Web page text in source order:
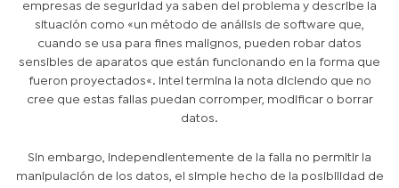
empresas de seguridad ya saben del problema y describe la
situación como «un método de análisis de software que,
cuando se usa para fines malignos, pueden robar datos
sensibles de aparatos que están funcionando en la forma que
fueron proyectados«. Intel termina la nota diciendo que no
cree que estas fallas puedan corromper, modificar o borrar
datos.
Sin embargo, independientemente de la falla no permitir la
manipulación de los datos, el simple hecho de la posibilidad de